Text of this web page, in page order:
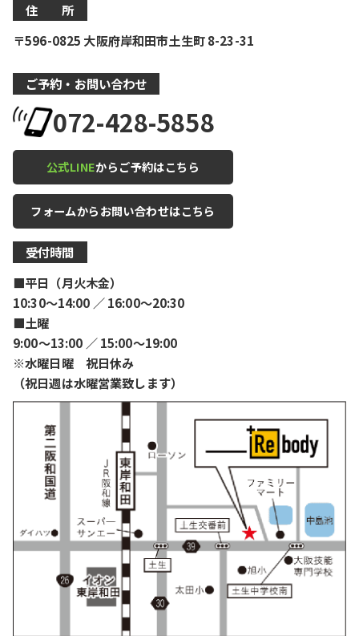
住 所
〒596-0825 大阪府岸和田市土生町 8-23-31
ご予約・お問い合わせ
072-428-5858
公式LINEからご予約はこちら
フォームからお問い合わせはこちら
受付時間
■平日（月火木金）
10:30〜14:00 ／ 16:00〜20:30
■土曜
9:00〜13:00 ／ 15:00〜19:00
※水曜日曜 祝日休み
（祝日週は水曜営業致します）